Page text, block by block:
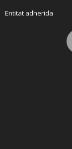
Entitat adherida